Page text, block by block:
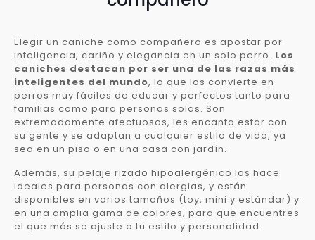
Elegir un caniche como compañero es apostar por
inteligencia, cariño y elegancia en un solo perro. Los
caniches destacan por ser una de las razas más
inteligentes del mundo, lo que los convierte en
perros muy fáciles de educar y perfectos tanto para
familias como para personas solas. Son
extremadamente afectuosos, les encanta estar con
su gente y se adaptan a cualquier estilo de vida, ya
sea en un piso o en una casa con jardín.
Además, su pelaje rizado hipoalergénico los hace
ideales para personas con alergias, y están
disponibles en varios tamaños (toy, mini y estándar) y
en una amplia gama de colores, para que encuentres
el que más se ajuste a tu estilo y personalidad.